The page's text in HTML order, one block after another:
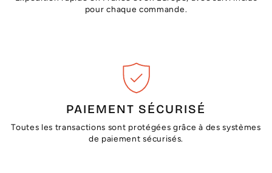
pour chaque commande.
PAIEMENT SÉCURISÉ
Toutes les transactions sont protégées grâce à des systèmes
de paiement sécurisés.